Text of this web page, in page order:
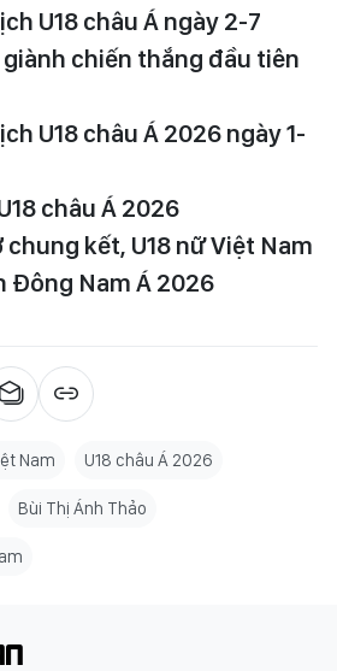
U18 châu Á ngày 2-7
giành chiến thắng đầu tiên
U18 châu Á 2026 ngày 1-
châu Á 2026
kết, U18 nữ Việt Nam
Đông Nam Á 2026
Nam U18 châu Á 2026
Bùi Thị Ánh Thảo